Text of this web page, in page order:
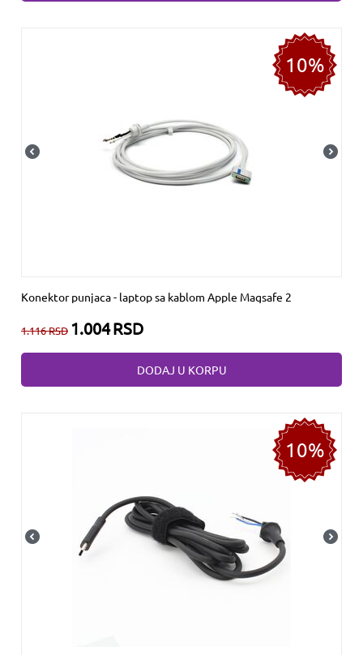
10%
Konektor punjaca - laptop sa kablom Apple Magsafe 2
1.116RSD 1.004RSD
DODAJ U KORPU
10%